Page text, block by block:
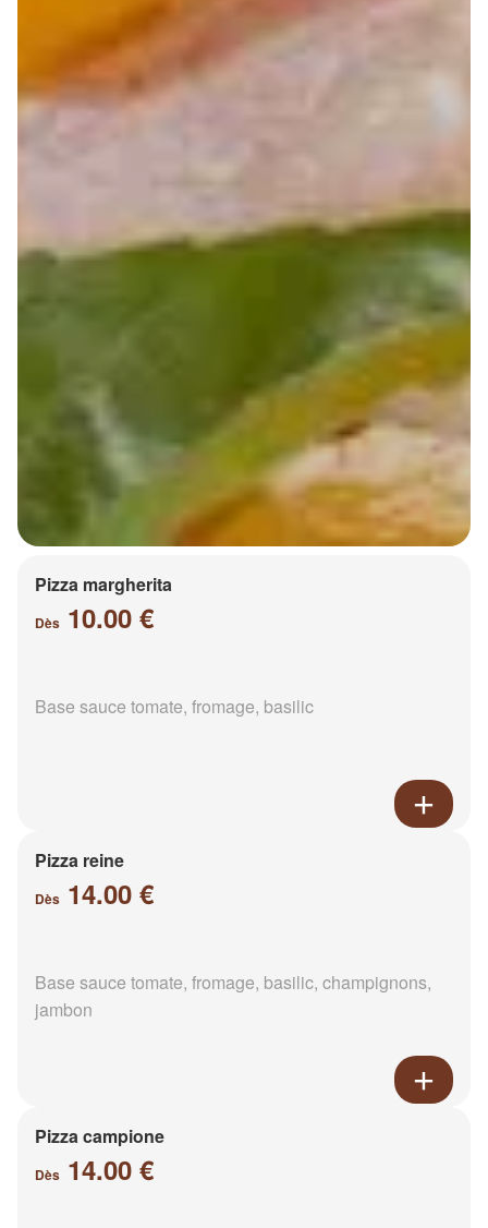
Pizza margherita
Dès 10.00 €
Base sauce tomate, fromage, basilic
Pizza reine
Dès 14.00 €
Base sauce tomate, fromage, basilic, champignons,
jambon
Pizza campione
Dès 14.00 €